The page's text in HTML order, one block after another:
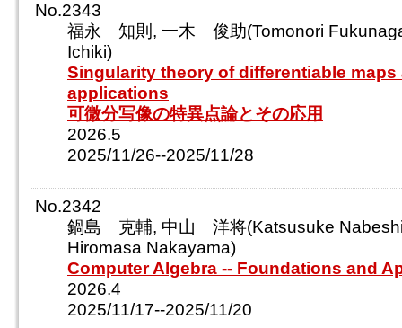
No.2343
福永 知則, 一木 俊助(Tomonori
Ichiki)
Singularity theory of differentiable maps
applications
可微分写像の特異点論とその応用
2026.5
2025/11/26--2025/11/28
No.2342
鍋島 克輔, 中山 洋将(Katsusuke
Hiromasa Nakayama)
Computer Algebra -- Foundations and
2026.4
2025/11/17--2025/11/20